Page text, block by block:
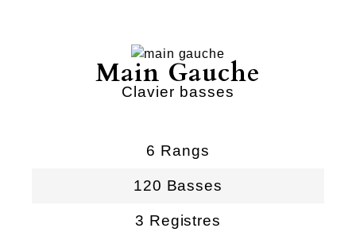
Main Gauche
Clavier basses
6 Rangs
120 Basses
3 Registres